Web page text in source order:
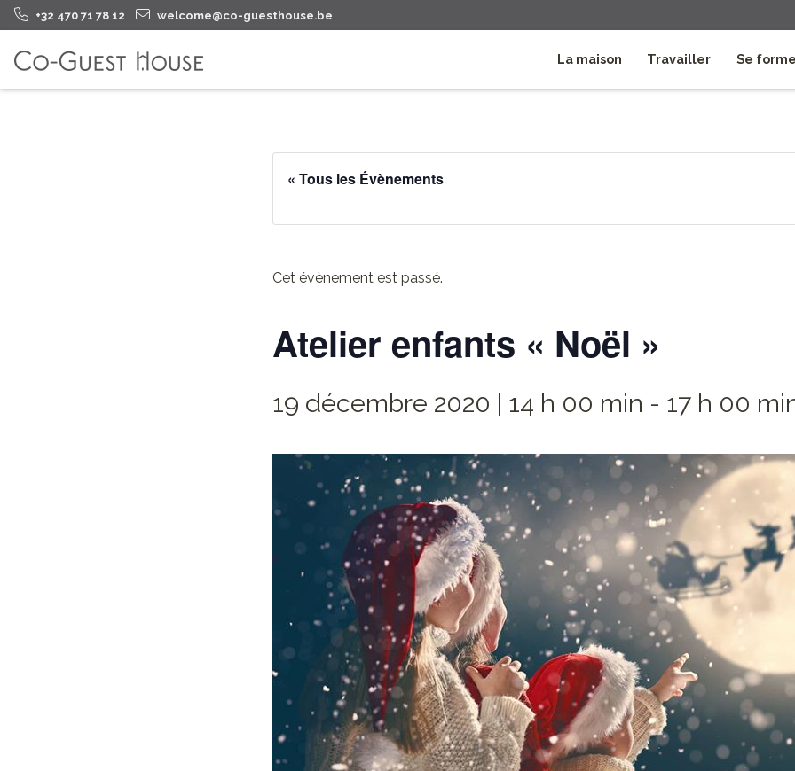
+32 470 71 78 12 welcome@co-guesthouse.be
La maison Travailler Se
« Tous les Évènements
Cet évènement est passé.
Atelier enfants « Noël »
19 décembre 2020 | 14 h 00 min - 17 h 00